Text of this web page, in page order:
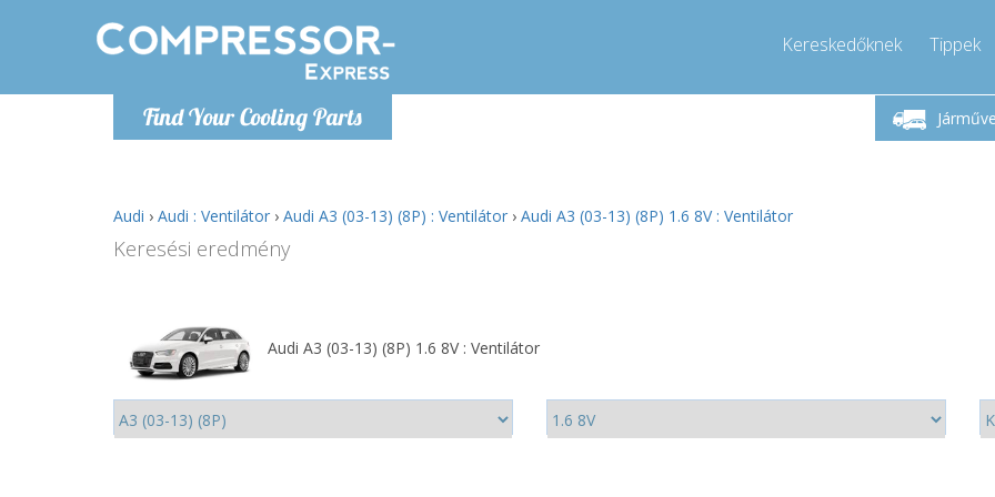
Find Your Cooling Parts
Kereskedőknek Tippek
Hétfő-Péntek 9-17
Hívjon!
Audi › Audi : Ventilátor › Audi A3 (03-13) (8P) : Ventilátor › Audi A3 (03-13) (8P) 1.6 8V : Ventilátor
Keresési eredmény
Audi A3 (03-13) (8P) 1.6 8V : Ventilátor